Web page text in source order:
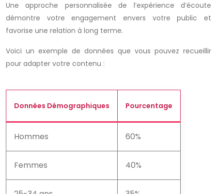
Une approche personnalisée de l’expérience d’écoute
démontre votre engagement envers votre public et
favorise une relation à long terme.
Voici un exemple de données que vous pouvez recueillir
pour adapter votre contenu :
Données Démographiques Pourcentage
Hommes 60%
Femmes 40%